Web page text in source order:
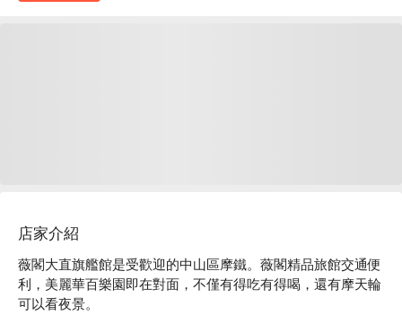
店家介紹
薇閣大直旗艦館是受歡迎的中山區摩鐵。薇閣精品旅館交通便
利，美麗華百樂園即在對面，不僅有得吃有得喝，還有摩天輪
可以看夜景。